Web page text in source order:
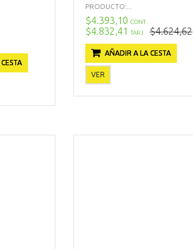
PRODUCTO:...
$4.393,10 CONT
$4.832,41 TARJ $4.624,62
AÑADIR A LA CESTA
VER